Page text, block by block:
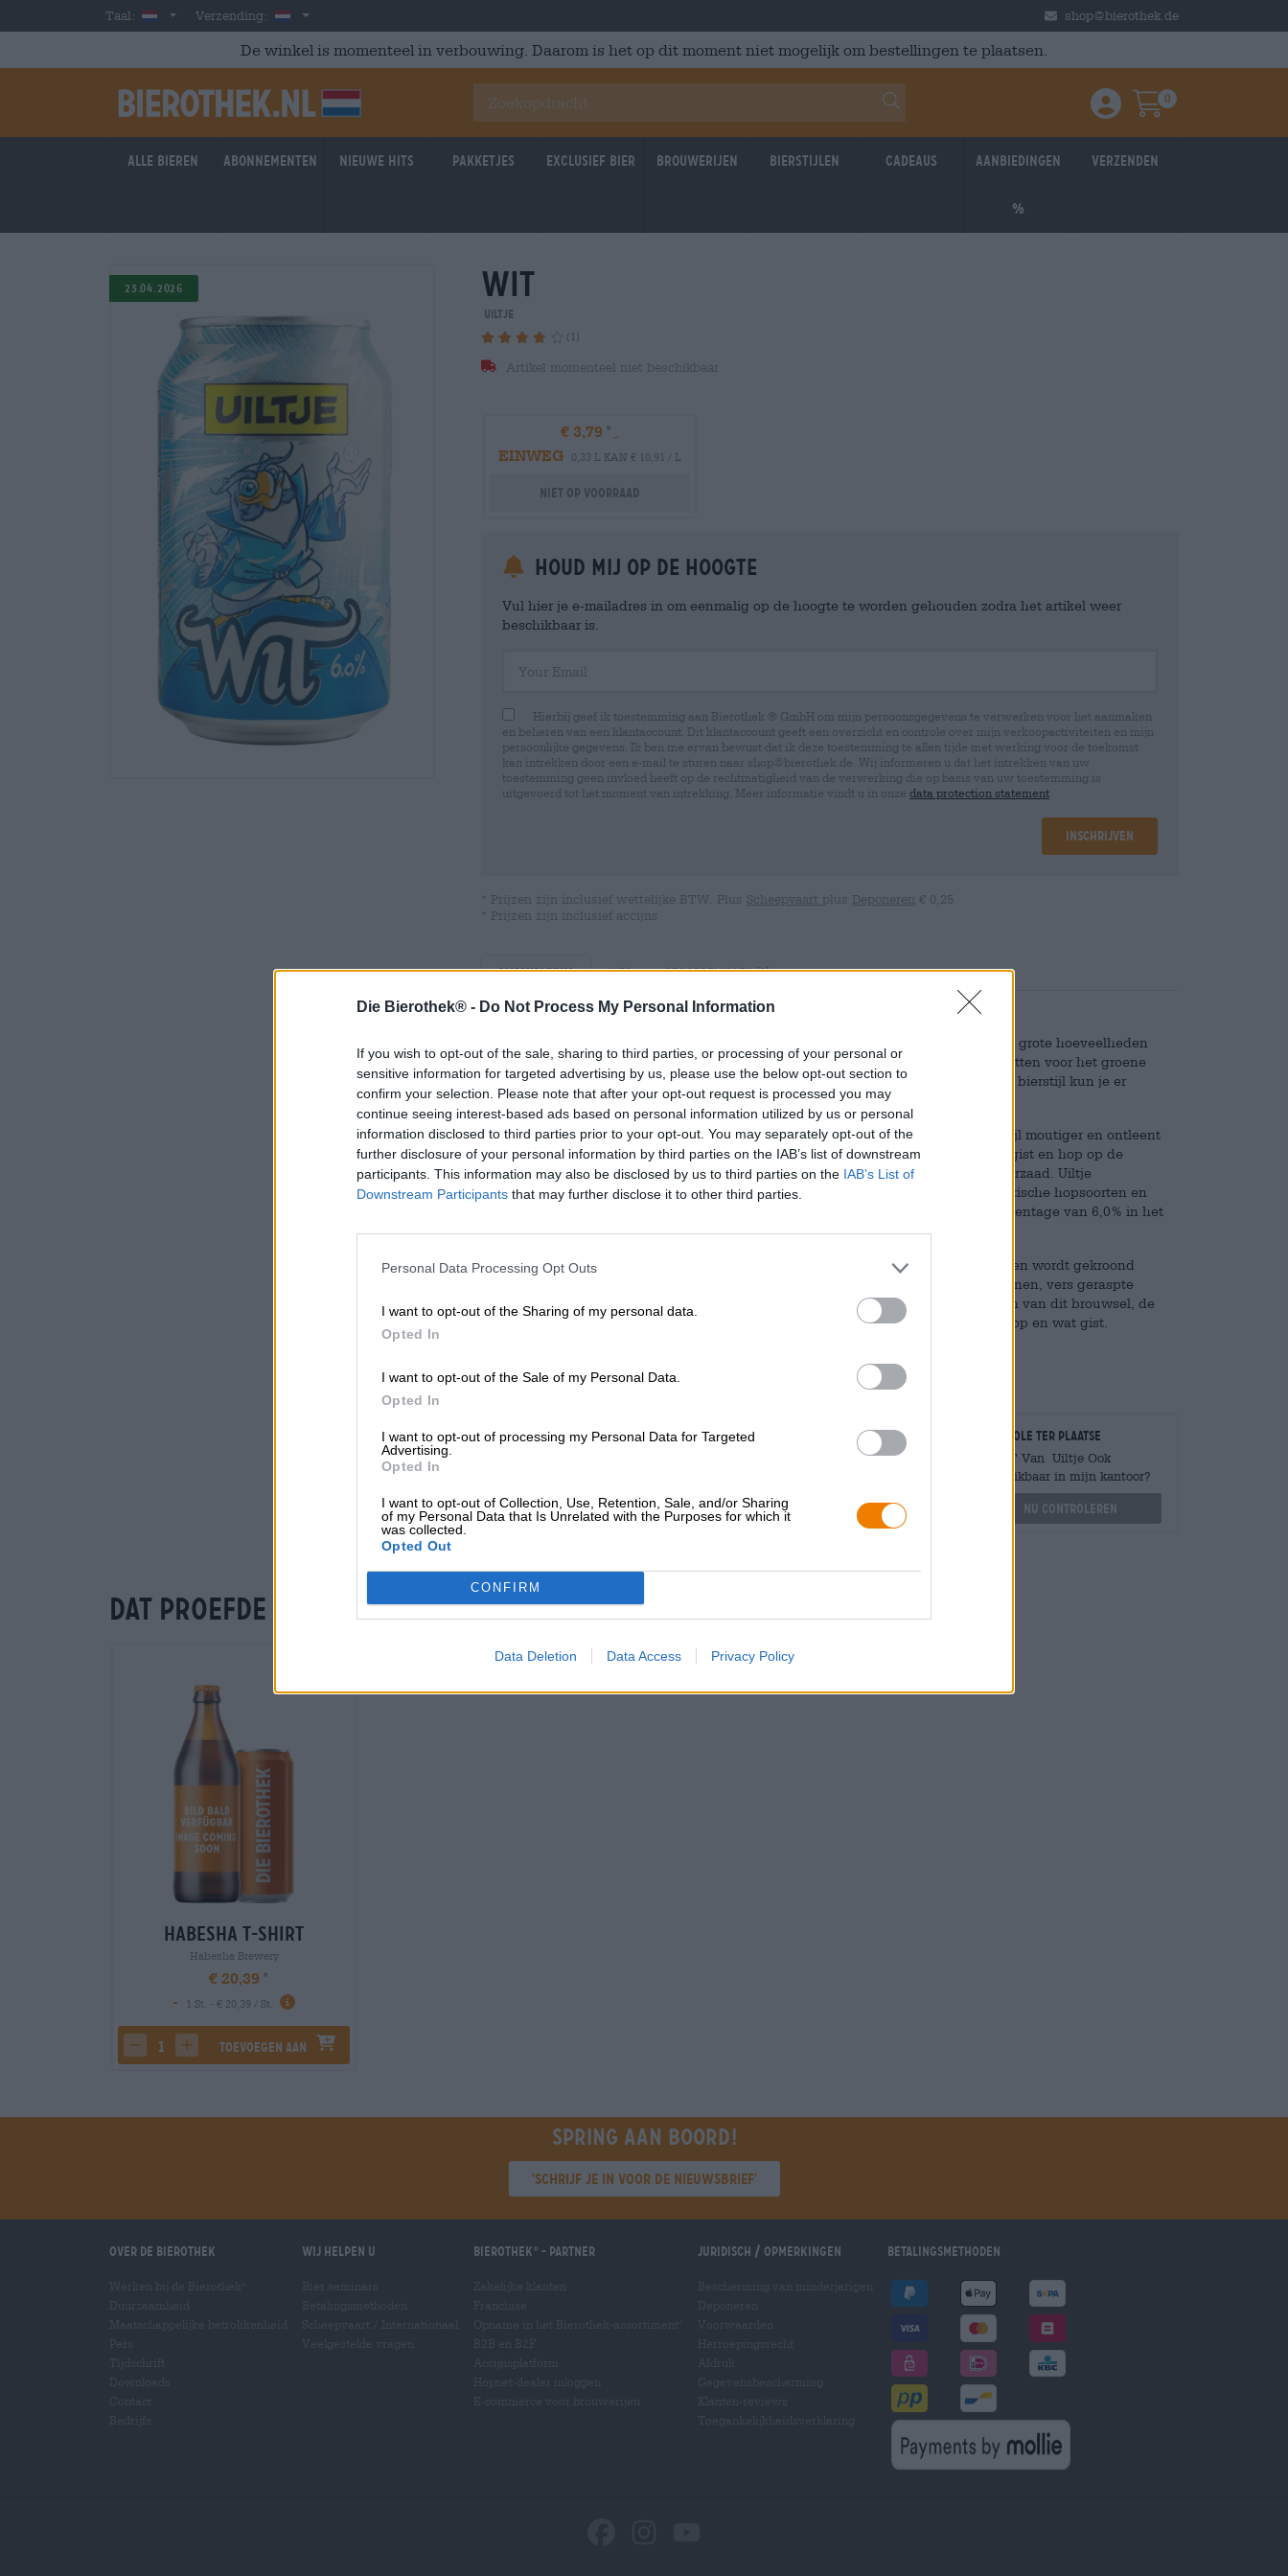
Die Bierothek® - Do Not Process My Personal Information
If you wish to opt-out of the sale, sharing to third parties, or processing of your personal or
sensitive information for targeted advertising by us, please use the below opt-out section to
confirm your selection. Please note that after your opt-out request is processed you may
continue seeing interest-based ads based on personal information utilized by us or personal
information disclosed to third parties prior to your opt-out. You may separately opt-out of the
further disclosure of your personal information by third parties on the IAB’s list of downstream
participants. This information may also be disclosed by us to third parties on the IAB’s List of
Downstream Participants that may further disclose it to other third parties.
Personal Data Processing Opt Outs
I want to opt-out of the Sharing of my personal data.
Opted In
I want to opt-out of the Sale of my Personal Data.
Opted In
I want to opt-out of processing my Personal Data for Targeted
Advertising.
Opted In
I want to opt-out of Collection, Use, Retention, Sale, and/or Sharing
of my Personal Data that Is Unrelated with the Purposes for which it
was collected.
Opted Out
CONFIRM
Data Deletion Data Access Privacy Policy
Skip to main content
Taal: DutchVerzending: Nederland shop@bierothek.de
De winkel is momenteel in verbouwing. Daarom is het op dit moment niet mogelijk om bestellingen te plaatsen.
Einloggen / Anmelden
Warenkorb
0
Alle bieren Abonnementen Nieuwe hits Pakketjes Exclusief Bier Brouwerijen Bierstijlen Cadeaus Aanbiedingen
%
Verzenden
23.04.2026 23.04.2026
wit
Uiltje
(1)
Artikel momenteel niet beschikbaar
€ 3,79
EINWEG
0,33 L KAN € 10,91 / L
Niet op voorraad
Houd mij op de hoogte
Vul hier je e-mailadres in om eenmalig op de hoogte te worden gehouden zodra het artikel weer
beschikbaar is.
Hierbij geef ik toestemming aan Bierothek ® GmbH om mijn persoonsgegevens te verwerken voor het aanmaken
en beheren van een klantaccount. Dit klantaccount geeft een overzicht en controle over mijn verkoopactiviteiten en mijn
persoonlijke gegevens. Ik ben me ervan bewust dat ik deze toestemming te allen tijde met werking voor de toekomst
kan intrekken door een e-mail te sturen naar shop@bierothek.de. Wij informeren u dat het intrekken van uw
toestemming geen invloed heeft op de rechtmatigheid van de verwerking die op basis van uw toestemming is
uitgevoerd tot het moment van intrekking. Meer informatie vindt u in onze data protection statement
Inschrijven
* Prijzen zijn inclusief wettelijke BTW. Plus Scheepvaart plus Deponeren € 0,25
* Prijzen zijn inclusief accijns
Omschrijving Info Beoordelingen(1)
Brouwerij Uiltje uit Haarlem staat bekend om haar talent voor het verwerken van grote hoeveelheden
hop. Het team bestaat uit gepassioneerde hopheads die zich hartstochtelijk inzetten voor het groene
goud en niets liever doen dan jongleren met smaakvolle hoorntjes. Ongeacht de bierstijl kun je er
zeker van zijn dat er in elke Uiltje-creatie een royale portie hop zit.
Dit geldt ook voor de Wit van Uiltje. Normaal gesproken is deze Belgische bierstijl moutiger en ontleent
hij zijn fruitige, frisse aroma aan de sinaasappelschillen, die naast water, mout, gist en hop op de
ingrediëntenlijst staan. Ze zorgen voor een pittige kick met gebrouwen korianderzaad. Uiltje
katapulteert de fruitigheid naar een hoger niveau met behulp van enkele aromatische hopsoorten en
creëert een onconventionele spirit die heerlijk verfrissend is, een fris alcoholpercentage van 6,0% in het
glas brengt en verrast met maar liefst 30 bittereenheden.
Uiltjes Wit presenteert zich in een zeer delicaat gewolkt oranje goud in het glas en wordt gekroond
door een vluchtige sluier van wit schuim. De geur is een potpourri van lichte granen, vers geraspte
sinaasappelschil, sterke gist en een vleugje koriander. Mout vormt de smaakkern van dit brouwsel, de
belangrijkste aroma’s zijn citrusfruit, koriander, rijpe banaan, perzik, bloemige hop en wat gist.
GRATIS BIERCONSULT
handelaren of
günstiger einkaufen?
grosshandel@bierothek.de
Controle ter plaatse
Is WIT Van Uiltje Ook
beschikbaar in mijn kantoor?
Nu controleren
Dat proefde je ook
Habesha T-Shirt
Habesha Brewery
€ 20,39
-
1 St. - € 20,39 / St.
decrease quantity
increase quantity
Toevoegen aan
Spring aan boord!
'Schrijf je in voor de nieuwsbrief'
Over de Bierothek Wij helpen u Bierothek - Partner Juridisch / Opmerkingen Betalingsmethoden